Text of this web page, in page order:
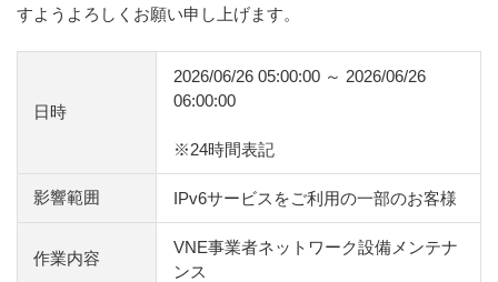
すようよろしくお願い申し上げます。
日時
2026/06/26 05:00:00 ～ 2026/06/26
06:00:00
※24時間表記
影響範囲 IPv6サービスをご利用の一部のお客様
作業内容
VNE事業者ネットワーク設備メンテナ
ンス